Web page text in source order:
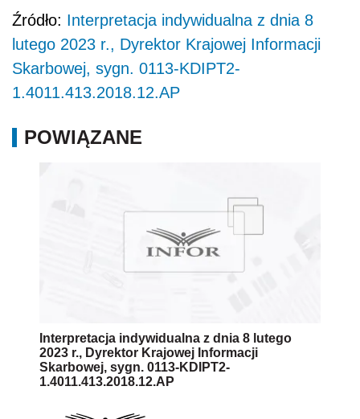
Źródło: Interpretacja indywidualna z dnia 8
lutego 2023 r., Dyrektor Krajowej Informacji
Skarbowej, sygn. 0113-KDIPT2-
1.4011.413.2018.12.AP
POWIĄZANE
Interpretacja indywidualna z dnia 8 lutego
2023 r., Dyrektor Krajowej Informacji
Skarbowej, sygn. 0113-KDIPT2-
1.4011.413.2018.12.AP